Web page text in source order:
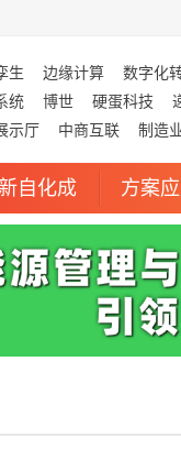
生 边缘计算 数字化
统
博世 硬蛋科技
示厅
中商互联 制造
自化成 方案